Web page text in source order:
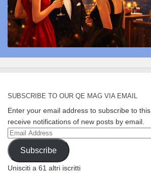
SUBSCRIBE TO OUR QE MAG VIA EMAIL
Enter your email address to subscribe to
receive notifications of new posts by email.
Email
Address
Subscribe
Unisciti a 61 altri iscritti